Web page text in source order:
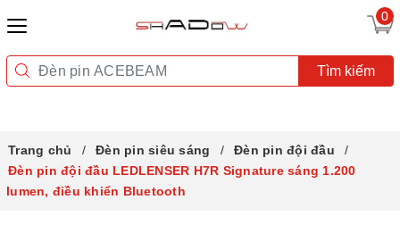
0
Tìm kiếm
Trang chủ Đèn pin siêu sáng
Đèn pin đội đầu
Đèn pin đội đầu LEDLENSER H7R Signature sáng 1.200
lumen, điều khiển Bluetooth